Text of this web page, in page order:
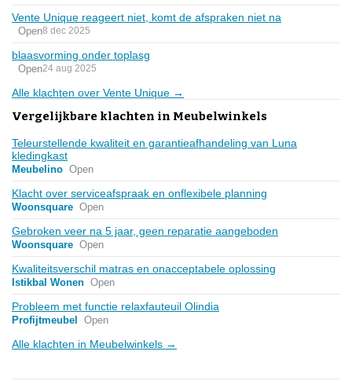
Vente Unique reageert niet, komt de afspraken niet na
Open8 dec 2025
blaasvorming onder toplasg
Open24 aug 2025
Alle klachten over Vente Unique →
Vergelijkbare klachten in Meubelwinkels
Teleurstellende kwaliteit en garantieafhandeling van Luna
kledingkast
Meubelino Open
Klacht over serviceafspraak en onflexibele planning
Woonsquare Open
Gebroken veer na 5 jaar, geen reparatie aangeboden
Woonsquare Open
Kwaliteitsverschil matras en onacceptabele oplossing
Istikbal Wonen Open
Probleem met functie relaxfauteuil Olindia
Profijtmeubel Open
Alle klachten in Meubelwinkels →